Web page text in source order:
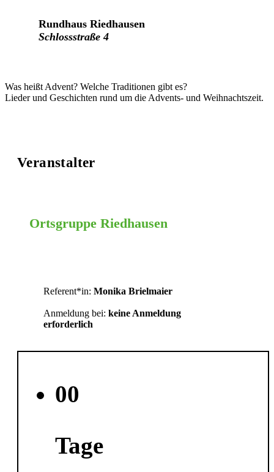
Rundhaus Riedhausen
Schlossstraße 4
Was heißt Advent? Welche Traditionen gibt es?
Lieder und Geschichten rund um die Advents- und Weihnachtszeit.
Veranstalter
Ortsgruppe Riedhausen
Referent*in: Monika Brielmaier
Anmeldung bei: keine Anmeldung
erforderlich
00
Tage